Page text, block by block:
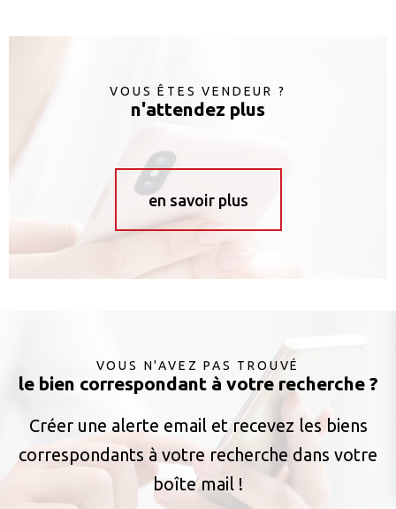
VOUS ÊTES VENDEUR ?
n'attendez plus
en savoir plus
VOUS N'AVEZ PAS TROUVÉ
le bien correspondant à votre recherche ?
Créer une alerte email et recevez les biens
correspondants à votre recherche dans votre
boîte mail !